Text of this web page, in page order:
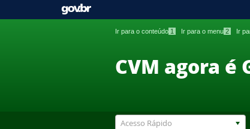
Ir para o conteúdo 1 Ir para o menu 2 Ir
CVM agora é
Acesso Rápido